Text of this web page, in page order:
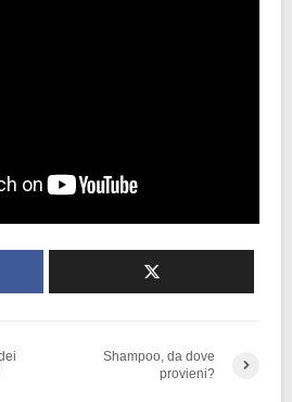
Shampoo, da dove
provieni?